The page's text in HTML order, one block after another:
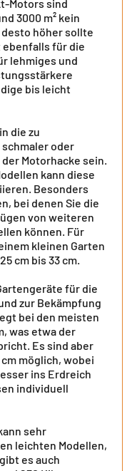
Motors sind
3000 m² kein
höher sollte
ebenfalls für die
lehmiges und
bis leicht
die zu
oder
Motorhacke sein.
kann diese
Besonders
bei denen Sie die
von weiteren
können. Für
kleinen Garten
cm bis 33 cm.
für die
zur Bekämpfung
bei den meisten
was etwa der
Es sind aber
möglich, wobei
ins Erdreich
individuell
sehr
leichten Modellen,
es auch